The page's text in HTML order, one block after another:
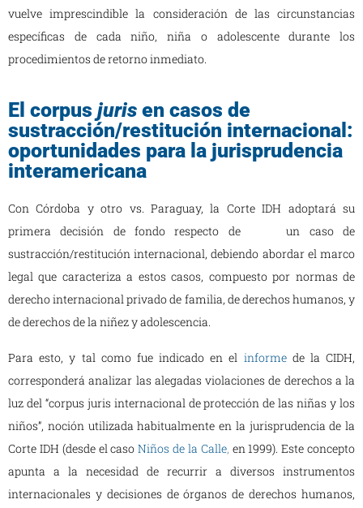
vuelve imprescindible la consideración de las circunstancias
específicas de cada niño, niña o adolescente durante los
procedimientos de retorno inmediato.
El corpus juris en casos de
sustracción/restitución internacional:
oportunidades para la jurisprudencia
interamericana
Con Córdoba y otro vs. Paraguay, la Corte IDH adoptará su
primera decisión de fondo respecto de un caso de
sustracción/restitución internacional, debiendo abordar el marco
legal que caracteriza a estos casos, compuesto por normas de
derecho internacional privado de familia, de derechos humanos, y
de derechos de la niñez y adolescencia.
Para esto, y tal como fue indicado en el informe de la CIDH,
corresponderá analizar las alegadas violaciones de derechos a la
luz del “corpus juris internacional de protección de las niñas y los
niños”, noción utilizada habitualmente en la jurisprudencia de la
Corte IDH (desde el caso Niños de la Calle, en 1999). Este concepto
apunta a la necesidad de recurrir a diversos instrumentos
internacionales y decisiones de órganos de derechos humanos,